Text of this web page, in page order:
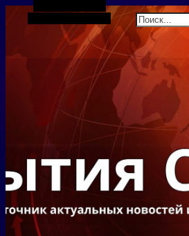
Боковая панель